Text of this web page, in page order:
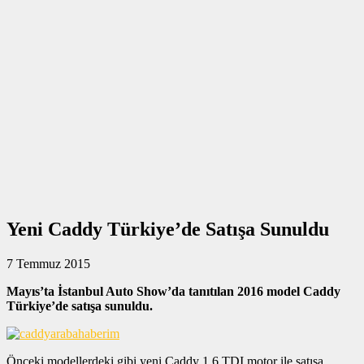
Yeni Caddy Türkiye’de Satışa Sunuldu
7 Temmuz 2015
Mayıs’ta İstanbul Auto Show’da tanıtılan 2016 model Caddy
Türkiye’de satışa sunuldu.